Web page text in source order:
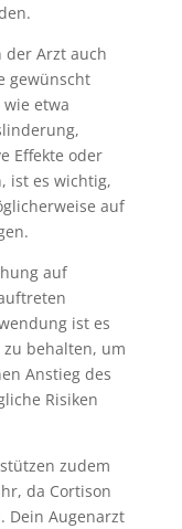
der Arzt auch
gewünscht
etwa
Effekte oder
ist es wichtig,
auf
auf
ist es
behalten, um
Anstieg des
Risiken
zudem
da Cortison
Dein Augenarzt